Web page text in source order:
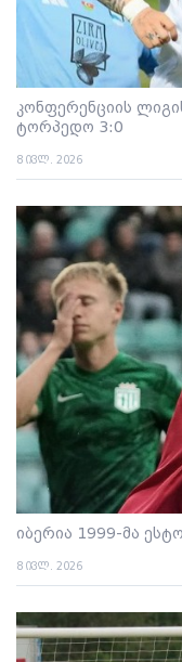
კონფერენციის
ტორპედო 3:0
8 ივლ. 2026
იბერია 1999-მა
8 ივლ. 2026